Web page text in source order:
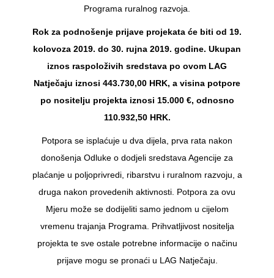
Programa ruralnog razvoja.
Rok za podnošenje prijave projekata će biti od 19.
kolovoza 2019. do 30. rujna 2019. godine. Ukupan
iznos raspoloživih sredstava po ovom LAG
Natječaju iznosi 443.730,00 HRK, a visina potpore
po nositelju projekta iznosi 15.000 €, odnosno
110.932,50 HRK.
Potpora se isplaćuje u dva dijela, prva rata nakon
donošenja Odluke o dodjeli sredstava Agencije za
plaćanje u poljoprivredi, ribarstvu i ruralnom razvoju, a
druga nakon provedenih aktivnosti. Potpora za ovu
Mjeru može se dodijeliti samo jednom u cijelom
vremenu trajanja Programa. Prihvatljivost nositelja
projekta te sve ostale potrebne informacije o načinu
prijave mogu se pronaći u LAG Natječaju.